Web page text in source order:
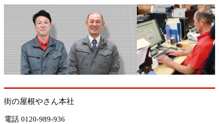
街の屋根やさん本社
電話 0120-989-936